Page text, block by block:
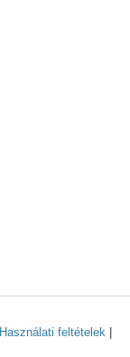
Használati feltételek